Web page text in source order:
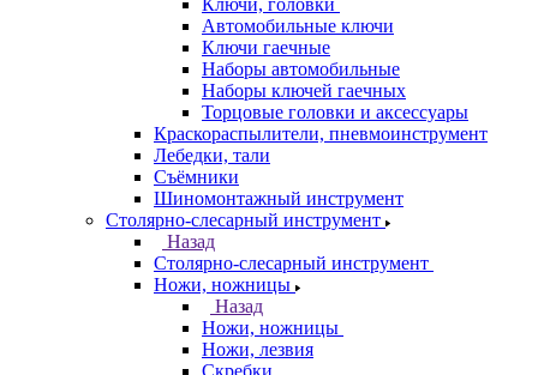
Ключи, головки
Автомобильные ключи
Ключи гаечные
Наборы автомобильные
Наборы ключей гаечных
Торцовые головки и аксессуары
Краскораспылители, пневмоинструмент
Лебедки, тали
Съёмники
Шиномонтажный инструмент
Столярно-слесарный инструмент
Назад
Столярно-слесарный инструмент
Ножи, ножницы
Назад
Ножи, ножницы
Ножи, лезвия
Скребки